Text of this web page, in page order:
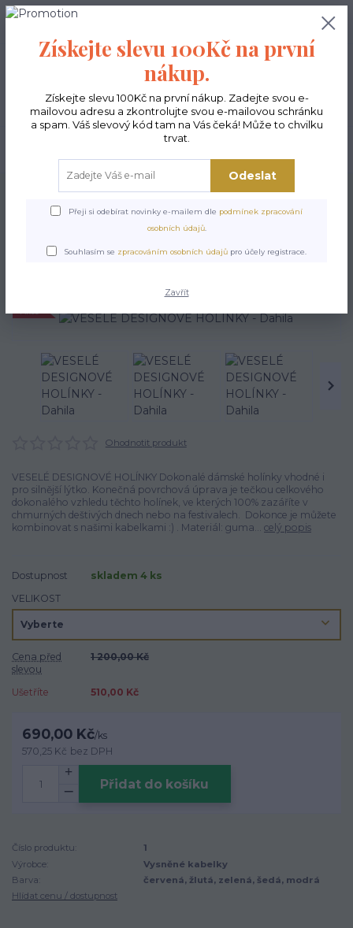
0,00 Kč
Úvod POSLEDNÍ KUSY VESELÉ DESIGNOVÉ HOLÍNKY - Dahila
VESELÉ DESIGNOVÉ
HOLÍNKY - Dahila
Ohodnotit produkt
VESELÉ DESIGNOVÉ HOLÍNKY Dokonalé dámské holínky vhodné i
pro silnější lýtko. Konečná povrchová úprava je tečkou celkového
dokonalého vzhledu těchto holínek, ve kterých 100% zazáříte v
chmurných deštivých dnech nebo na festivalech. Dokonce je můžete
kombinovat s našimi kabelkami :) . Materiál: guma... celý popis
Dostupnost
skladem 4 ks
VELIKOST
Cena před
slevou
1 200,00 Kč
Ušetříte 510,00 Kč
690,00 Kč/ks
570,25 Kč bez DPH
Přidat do košíku
Číslo produktu:
1
Výrobce:
Vysněné kabelky
Barva:
červená, žlutá, zelená, šedá, modrá
Hlídat cenu / dostupnost
Získejte slevu 100Kč na první
nákup.
Získejte slevu 100Kč na první nákup. Zadejte svou e-
mailovou adresu a zkontrolujte svou e-mailovou schránku
a spam. Váš slevový kód tam na Vás čeká! Může to chvilku
trvat.
Odeslat
Přeji si odebírat novinky e-mailem dle podmínek zpracování
osobních údajů.
Souhlasím se zpracováním osobních údajů pro účely registrace.
Zavřít